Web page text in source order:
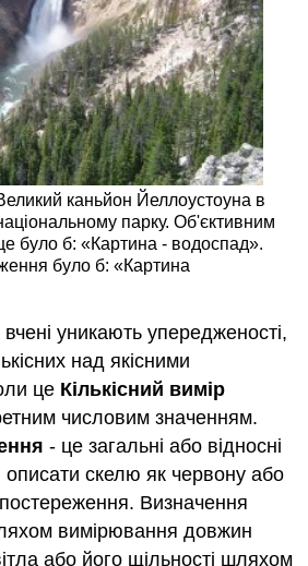
каньйон Йеллоустоуна в
парку. Об'єктивним
було б: «Картина - водоспад».
було б: «Картина
уникають упередженості,
над якісними
це Кількісний вимір
числовим значенням.
- це загальні або відносні
скелю як червону або
Визначення
вимірювання довжин
або його щільності шляхом